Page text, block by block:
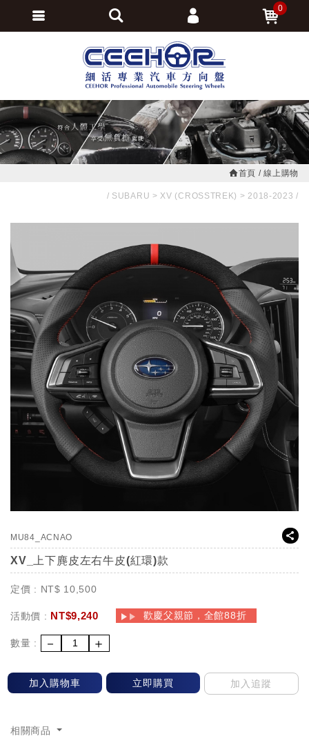
首頁 線上購物
SUBARU XV (CROSSTREK) 2018-2023
MU84_ACNAO
XV_上下麂皮左右牛皮(紅環)款
定價 : NT$ 10,500
活動價 : NT$9,240 歡慶父親節，全館88折
數量 : － ＋
加入購物車 立即購買 加入追蹤
相關商品
0
會員登入
會員註冊
訂單查詢
追蹤清單
繁體中文